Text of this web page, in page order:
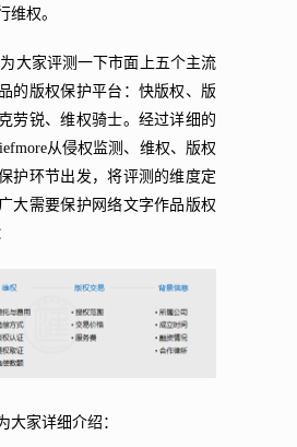
维权。
大家评测一下市面上五个主流
的版权保护平台：快版权、版
劳锐、维权骑士。经过详细的
从侵权监测、维权、版权
护环节出发，将评测的维度定
大需要保护网络文字作品版权
大家详细介绍：